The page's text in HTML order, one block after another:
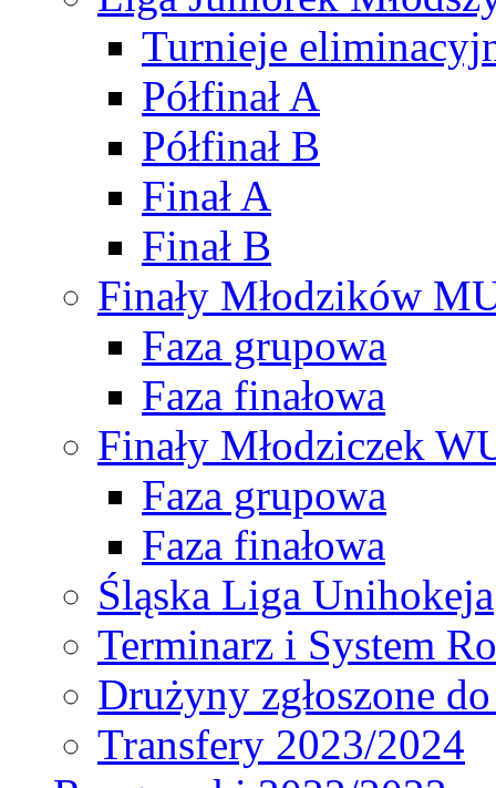
Turnieje
Półfinał A
Półfinał B
Finał A
Finał B
Finały Młodzików
Faza grupowa
Faza finałowa
Finały Młodziczek
Faza grupowa
Faza finałowa
Śląska Liga Unihokeja
Terminarz i System
Drużyny zgłoszone
Transfery 2023/2024